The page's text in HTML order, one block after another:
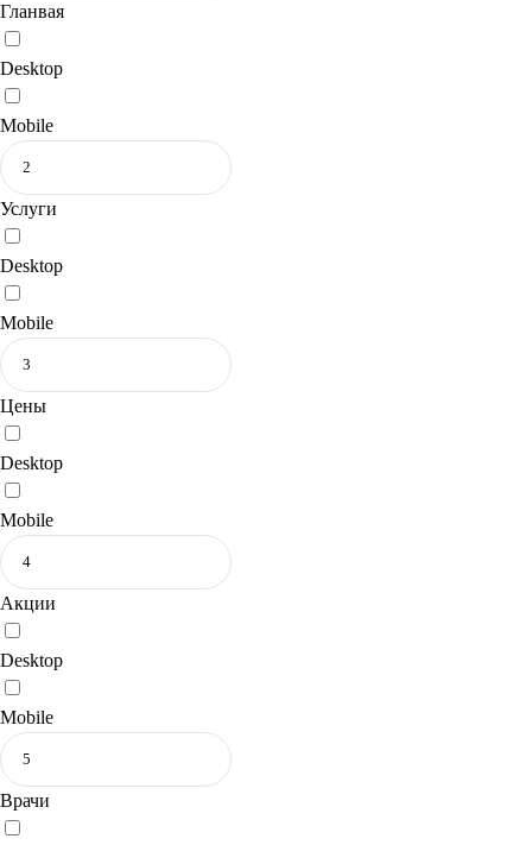
Гланвая
Desktop
Mobile
Услуги
Desktop
Mobile
Цены
Desktop
Mobile
Акции
Desktop
Mobile
Врачи